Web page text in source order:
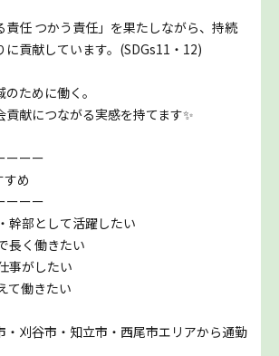
責任 つかう責任」を果たしながら、持続
に貢献しています。(SDGs11・12)
ために働く。
貢献につながる実感を持てます✨
ーーー
すめ
ーーー
幹部として活躍したい
長く働きたい
事がしたい
て働きたい
・刈谷市・知立市・西尾市エリアから通勤